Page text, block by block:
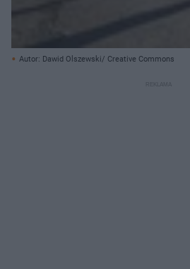
Autor: Dawid Olszewski/ Creative Commons